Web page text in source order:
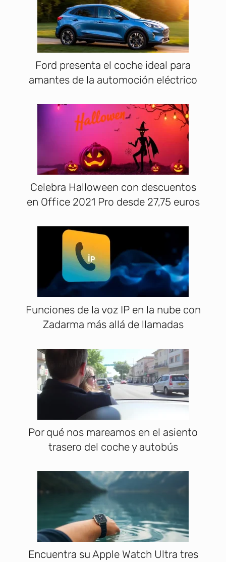
Ford presenta el coche ideal para
amantes de la automoción eléctrico
Celebra Halloween con descuentos
en Office 2021 Pro desde 27,75 euros
Funciones de la voz IP en la nube con
Zadarma más allá de llamadas
Por qué nos mareamos en el asiento
trasero del coche y autobús
Encuentra su Apple Watch Ultra tres